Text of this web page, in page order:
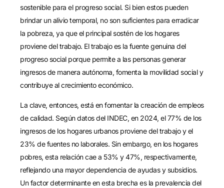
sostenible para el progreso social. Si bien estos pueden
brindar un alivio temporal, no son suficientes para erradicar
la pobreza, ya que el principal sostén de los hogares
proviene del trabajo. El trabajo es la fuente genuina del
progreso social porque permite a las personas generar
ingresos de manera autónoma, fomenta la movilidad social y
contribuye al crecimiento económico.
La clave, entonces, está en fomentar la creación de empleos
de calidad. Según datos del INDEC, en 2024, el 77% de los
ingresos de los hogares urbanos proviene del trabajo y el
23% de fuentes no laborales. Sin embargo, en los hogares
pobres, esta relación cae a 53% y 47%, respectivamente,
reflejando una mayor dependencia de ayudas y subsidios.
Un factor determinante en esta brecha es la prevalencia del